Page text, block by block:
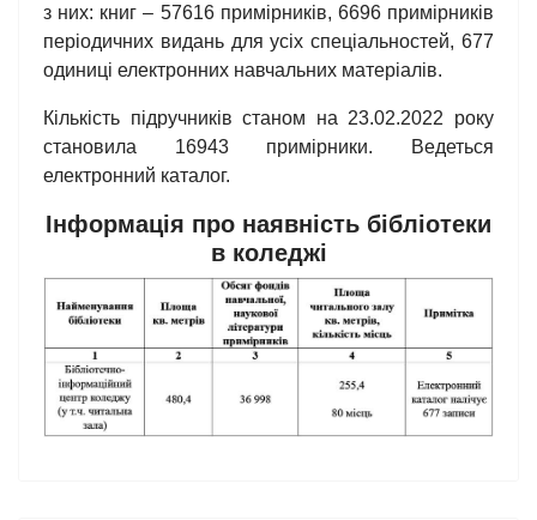
з них: книг – 57616 примірників, 6696 примірників
періодичних видань для усіх спеціальностей, 677
одиниці електронних навчальних матеріалів.
Кількість підручників станом на 23.02.2022 року
становила 16943 примірники. Ведеться
електронний каталог.
Інформація про наявність бібліотеки
в коледжі